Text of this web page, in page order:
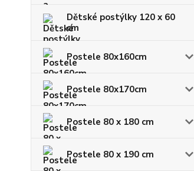
Dětské postýlky 120 x 60
cm
Postele 80x160cm
Postele 80x170cm
Postele 80 x 180 cm
Postele 80 x 190 cm